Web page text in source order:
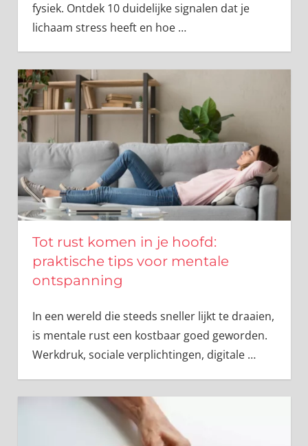
fysiek. Ontdek 10 duidelijke signalen dat je
lichaam stress heeft en hoe …
Tot rust komen in je hoofd:
praktische tips voor mentale
ontspanning
In een wereld die steeds sneller lijkt te draaien,
is mentale rust een kostbaar goed geworden.
Werkdruk, sociale verplichtingen, digitale …